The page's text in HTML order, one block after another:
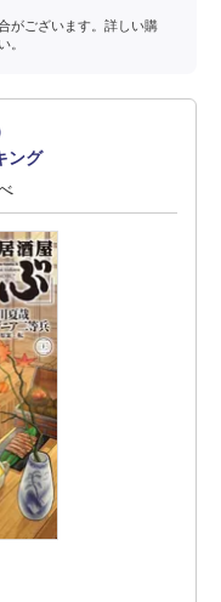
がございます。詳しい購
。
ング